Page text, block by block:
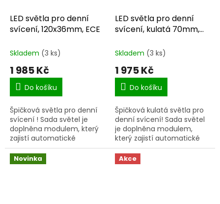
LED světla pro denní
svícení, 120x36mm, ECE
Skladem (3 ks)
1 985 Kč
Do košíku
Špičková světla pro denní
svícení ! Sada světel je
doplněna modulem, který
zajistí automatické
rozsvícení po nastartování
a zhasnutí při zapnutí
potkávacích světel vozidla.
LED světla pro denní
svícení, kulatá 70mm,
Skladem (3 ks)
1 975 Kč
Do košíku
Špičková kulatá světla pro
denní svícení! Sada světel
je doplněna modulem,
který zajistí automatické
rozsvícení po nastartování
a zhasnutí při zapnutí
potkávacích světel vozidla.
Novinka Akce